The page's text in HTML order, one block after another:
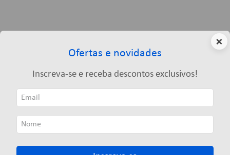
×
Ofertas e novidades
Inscreva-se e receba descontos exclusivos!